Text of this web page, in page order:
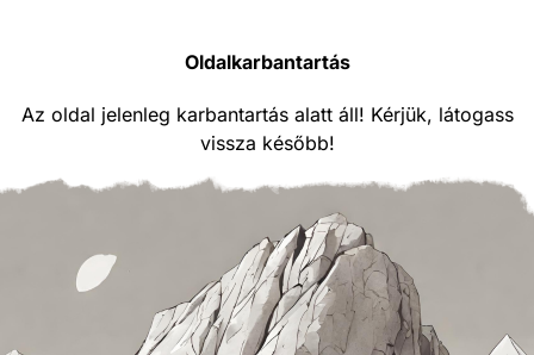
Oldalkarbantartás
Az oldal jelenleg karbantartás alatt áll! Kérjük, látogass
vissza később!